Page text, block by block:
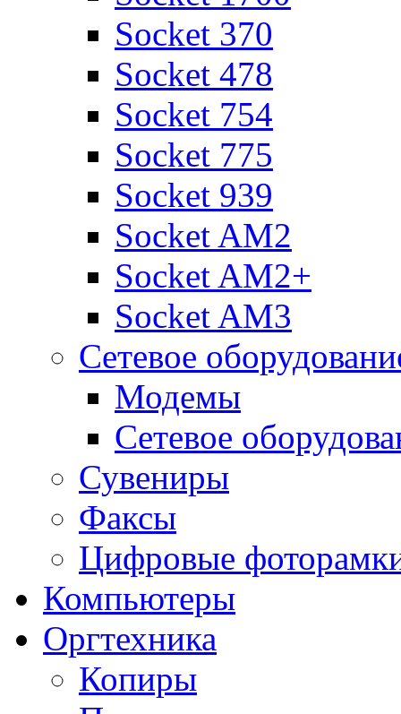
Socket 370
Socket 478
Socket 754
Socket 775
Socket 939
Socket AM2
Socket AM2+
Socket AM3
Сетевое
Модемы
Сетевое
Сувениры
Факсы
Цифровые
Компьютеры
Оргтехника
Копиры